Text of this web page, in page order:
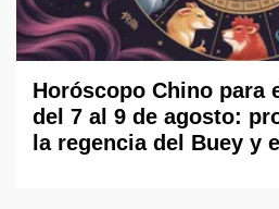
Horóscopo Chino para
del 7 al 9 de agosto:
la regencia del Buey y